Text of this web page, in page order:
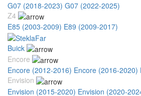
G07 (2018-2023) G07 (2022-2025)
Z4
E85 (2003-2009) E89 (2009-2017)
Buick
Encore
Encore (2012-2016) Encore (2016-2020)
Envision
Envision (2015-2020) Envision (2020-